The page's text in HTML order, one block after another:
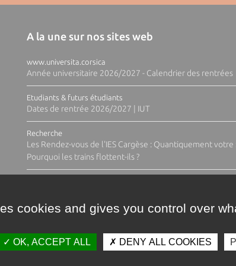
A la une sur nos sites web
www.universita.corsica
Année universitaire 2026/2027 - Calendrier des rentrées
Etudiants & futurs étudiants
Dates de rentrée 2026/2027 | IUT
Recherche
Les Rendez-vous de l'IES Cargèse : Quantiquement votre
Pourquoi les trains flottent-ils ?
cookies and gives you control over
OK, ACCEPT ALL DENY ALL COOKIES